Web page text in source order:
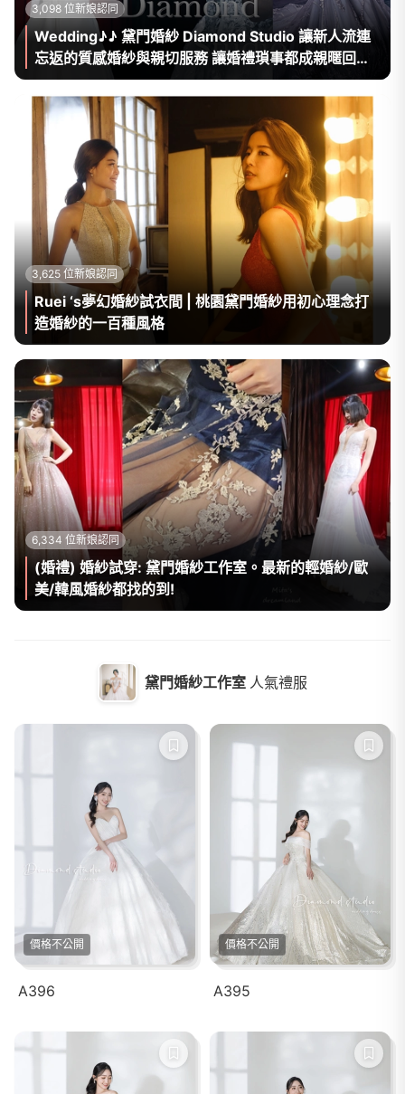
3,098 位新娘認同
Wedding♪♪ 黛門婚紗 Diamond Studio 讓新人流連
忘返的質感婚紗與親切服務 讓婚禮瑣事都成親暱回憶
♪
3,625 位新娘認同
Ruei ‘s夢幻婚紗試衣間 | 桃園黛門婚紗用初心理念打
造婚紗的一百種風格
6,334 位新娘認同
(婚禮) 婚紗試穿: 黛門婚紗工作室。最新的輕婚紗/歐
美/韓風婚紗都找的到!
黛門婚紗工作室 人氣禮服
價格不公開
A396
價格不公開
A395